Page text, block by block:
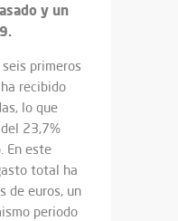
y un
primeros
recibido
lo que
23,7%
En este
total ha
de euros, un
periodo